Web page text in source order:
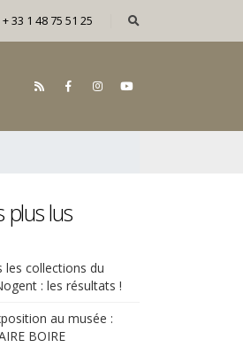
+ 33 1 48 75 51 25
plus lus
les collections du
: les résultats !
au musée :
BOIRE